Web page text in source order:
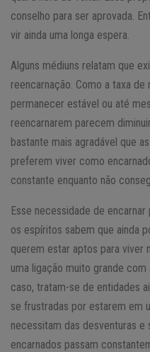
conselho para ser aprovada.
vir ainda uma longa espera.
Alguns médiuns relatam que
reencarnação. Como a taxa
permanecer estável ou até
reencarnarem parecem
bastante mais agradável que
preferem viver como
constante enquanto não
Esse necessidade de
os espíritos sabem que ainda
querem estar aptos para viver
uma ligação muito grande
caso, tratam-se de entidades
se frustradas por estarem em
necessitam das desventuras e
encarnados passam